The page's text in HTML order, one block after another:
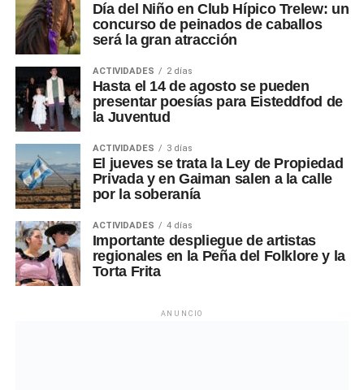
Día del Niño en Club Hípico Trelew: un
concurso de peinados de caballos
será la gran atracción
ACTIVIDADES 2 días
Hasta el 14 de agosto se pueden
presentar poesías para Eisteddfod de
la Juventud
ACTIVIDADES 3 días
El jueves se trata la Ley de Propiedad
Privada y en Gaiman salen a la calle
por la soberanía
ACTIVIDADES 4 días
Importante despliegue de artistas
regionales en la Peña del Folklore y la
Torta Frita
ANUNCIO